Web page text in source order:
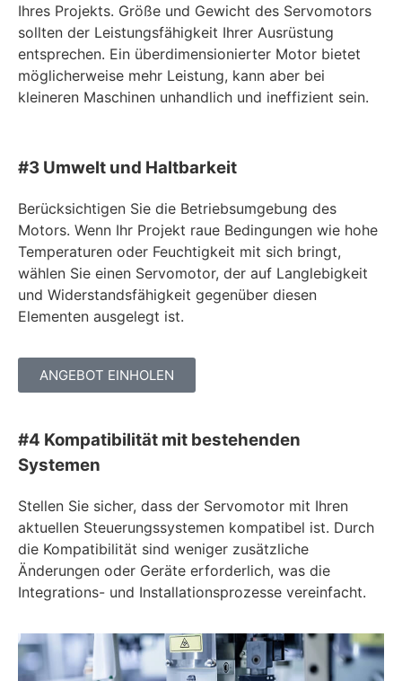
Ihres Projekts. Größe und Gewicht des Servomotors
sollten der Leistungsfähigkeit Ihrer Ausrüstung
entsprechen. Ein überdimensionierter Motor bietet
möglicherweise mehr Leistung, kann aber bei
kleineren Maschinen unhandlich und ineffizient sein.
#3 Umwelt und Haltbarkeit
Berücksichtigen Sie die Betriebsumgebung des
Motors. Wenn Ihr Projekt raue Bedingungen wie hohe
Temperaturen oder Feuchtigkeit mit sich bringt,
wählen Sie einen Servomotor, der auf Langlebigkeit
und Widerstandsfähigkeit gegenüber diesen
Elementen ausgelegt ist.
ANGEBOT EINHOLEN
#4 Kompatibilität mit bestehenden
Systemen
Stellen Sie sicher, dass der Servomotor mit Ihren
aktuellen Steuerungssystemen kompatibel ist. Durch
die Kompatibilität sind weniger zusätzliche
Änderungen oder Geräte erforderlich, was die
Integrations- und Installationsprozesse vereinfacht.